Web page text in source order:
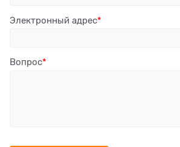
Электронный адрес
Вопрос